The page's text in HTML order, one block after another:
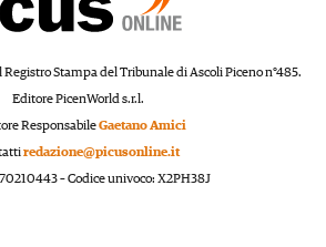
Stampa del Tribunale di Ascoli Piceno n°485.
Editore PicenWorld s.r.l.
ResponsabileGaetano Amici
redazione@picusonline.it
– Codice univoco: X2PH38J